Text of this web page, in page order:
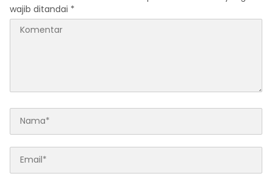
wajib ditandai *